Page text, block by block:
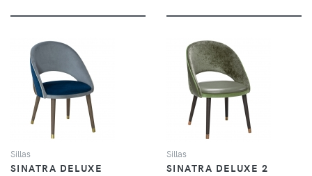
VER
Sillas
SINATRA DELUXE
VER
Sillas
SINATRA DELUXE 2